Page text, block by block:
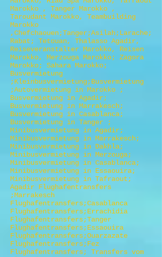
Marokko , Tanger Marokko ,
Taroudant Marokko, Teambuilding
Marokko
,Chefchaouen;Tanger;Asilah;Larache;
Rabat; Tetouan, Thalasso Agadir,
Reiseveranstalter Marokko, Reisen
Marokko, Merzouga Marokko; Zagora
Marokko; Sahara Marokko;
Busvermietung
;Kleinbusvermietung;Busvermietung
;Autovermietung in Marokko ;
Busvermietung in Agadir;
Busvermietung in Marrakesch;
Busvermietung in Casablanca;
Busvermietung in Tanger ;
Minibusvermietung in Agadir;
Minibusvermietung in Marrakesch;
Minibusvermietung in Dakhla;
Minibusvermietung in Merzouga;
Minibusvermietung in Casablanca;
Minibusvermietung in Essaouira;
Minibusvermietung in Tafraout;
Agadir Flughafentransfers
;Marrakesch
Flughafentransfers;Casablanca
Flughafentransfers;Errachidia
Flughafentransfers;Tanger
Flughafentransfers;Essaouira
Flughafentransfers;Ouarzazate
Flughafentransfers;Fez
Flughafentransfers; Transfers vom